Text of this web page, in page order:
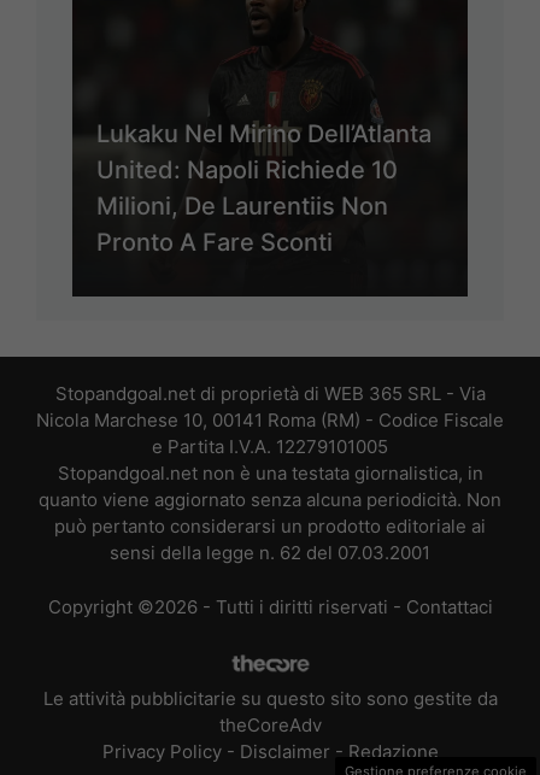
Lukaku Nel Mirino Dell’Atlanta
United: Napoli Richiede 10
Milioni, De Laurentiis Non
Pronto A Fare Sconti
Stopandgoal.net di proprietà di WEB 365 SRL - Via
Nicola Marchese 10, 00141 Roma (RM) - Codice Fiscale
e Partita I.V.A. 12279101005
Stopandgoal.net non è una testata giornalistica, in
quanto viene aggiornato senza alcuna periodicità. Non
può pertanto considerarsi un prodotto editoriale ai
sensi della legge n. 62 del 07.03.2001
Copyright ©2026 - Tutti i diritti riservati - Contattaci
Le attività pubblicitarie su questo sito sono gestite da
theCoreAdv
Privacy Policy- Disclaimer - Redazione
Gestione preferenze cookie